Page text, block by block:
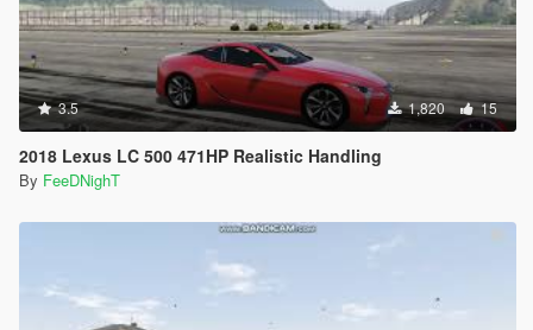
3.5 1,820 15
2018 Lexus LC 500 471HP Realistic Handling
By FeeDNighT